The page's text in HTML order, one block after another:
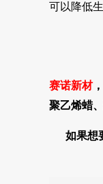
可以降低
赛诺新材
聚乙烯蜡
如果想要